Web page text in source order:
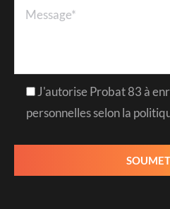
J'autorise Probat 83 à
personnelles selon la